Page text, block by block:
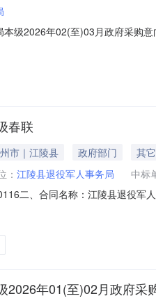
级2026年02(至)03月政府采购
采购数量:1个主要功能或目标:办
春联
市｜江陵县 政府部门
其它
： 江陵县退役军人事务局
中标
二、合同名称：江陵县退役军
服务要求）：详见合同文本主要
2026年01(至)02月政府采